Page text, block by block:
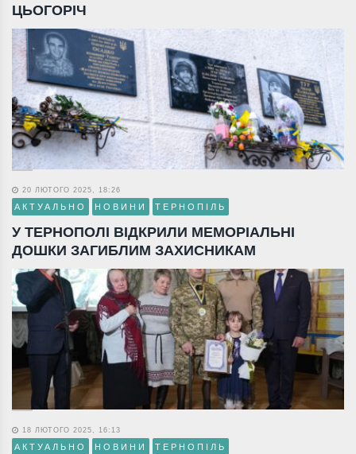
ЦЬОГОРІЧ
20 ЛЮТОГО 2025, 18:26
АКТУАЛЬНО НОВИНИ ТЕРНОПІЛЬ
У ТЕРНОПОЛІ ВІДКРИЛИ МЕМОРІАЛЬНІ
ДОШКИ ЗАГИБЛИМ ЗАХИСНИКАМ
18 ЛЮТОГО 2025, 16:13
АКТУАЛЬНО НОВИНИ ТЕРНОПІЛЬ